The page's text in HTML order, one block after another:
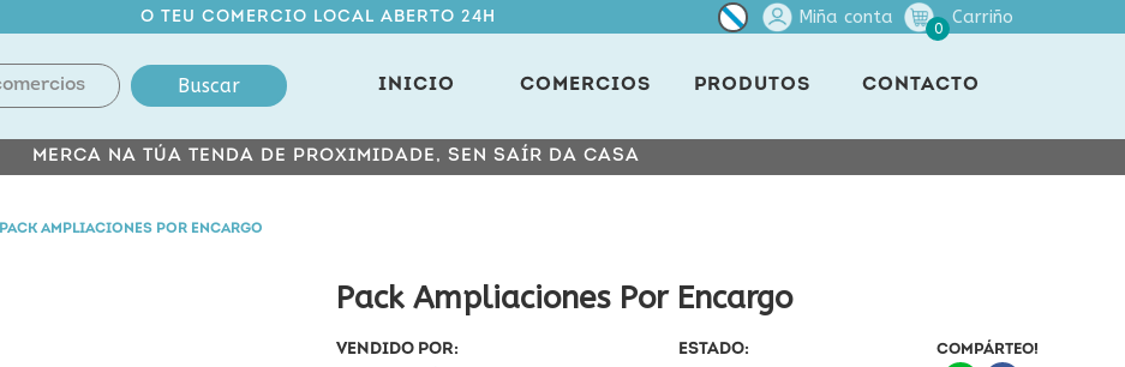
O TEU COMERCIO LOCAL ABERTO 24H Miña conta
0
Carriño
Buscar INICIO COMERCIOS PRODUTOS CONTACTO
MERCA NA TÚA TENDA DE PROXIMIDADE, SEN SAÍR DA CASA
PACK AMPLIACIONES POR ENCARGO
Pack Ampliaciones Por Encargo
VENDIDO POR: ESTADO: COMPÁRTEO!